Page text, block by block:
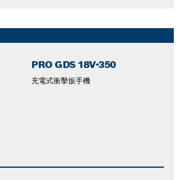
PRO GDS 18V-350
充電式衝擊扳手機